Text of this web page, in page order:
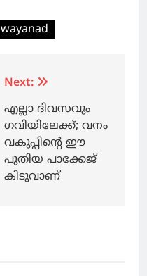
wayanad
Next:
എല്ലാ ദിവസവും
ഗവിയിലേക്ക്; വനം
വകുപ്പിന്റെ ഈ
പുതിയ പാക്കേജ്
കിടുവാണ്